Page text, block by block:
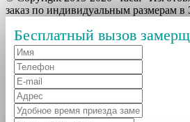
заказ по индивидуальным размерам в
Бесплатный вызов